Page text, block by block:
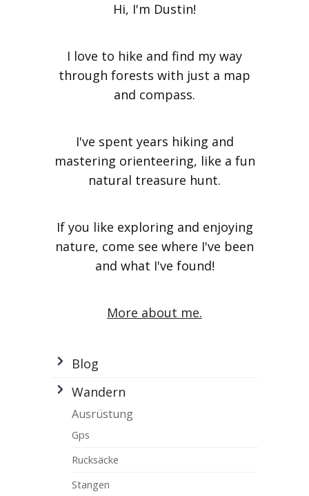
Hi, I'm Dustin!
I love to hike and find my way
through forests with just a map
and compass.
I've spent years hiking and
mastering orienteering, like a fun
natural treasure hunt.
If you like exploring and enjoying
nature, come see where I've been
and what I've found!
More about me.
Blog
Wandern
Ausrüstung
Gps
Rucksäcke
Stangen